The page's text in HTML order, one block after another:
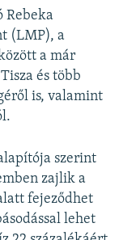
Rebeka
(LMP), a
a már
és több
is, valamint
szerint
zajlik a
fejeződhet
lehet